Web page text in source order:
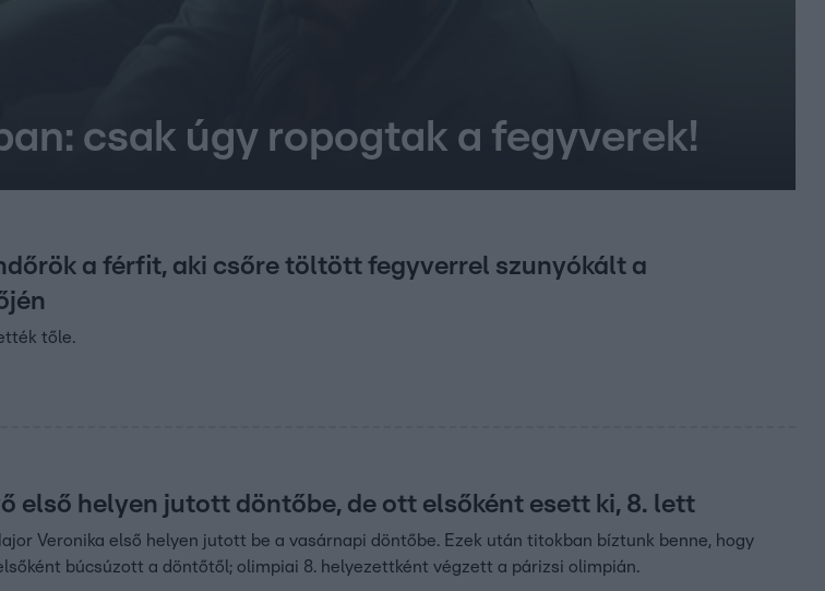
csak úgy ropogtak a fegyverek!
a férfit, aki csőre töltött fegyverrel szunyókált a
tőle.
első helyen jutott döntőbe, de ott elsőként esett ki, 8. lett
Veronika első helyen jutott be a vasárnapi döntőbe. Ezek után titokban bíztunk benne, hogy
búcsúzott a döntőtől; olimpiai 8. helyezettként végzett a párizsi olimpián.